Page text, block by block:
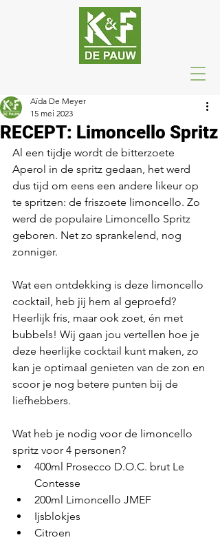
RECEPT: Limoncello Spritz
Aïda De Meyer
15 mei 2023
Al een tijdje wordt de bitterzoete
Aperol in de spritz gedaan, het werd
dus tijd om eens een andere likeur op
te spritzen: de friszoete limoncello. Zo
werd de populaire Limoncello Spritz
geboren. Net zo sprankelend, nog
zonniger.
Wat een ontdekking is deze limoncello
cocktail, heb jij hem al geproefd?
Heerlijk fris, maar ook zoet, én met
bubbels! Wij gaan jou vertellen hoe je
deze heerlijke cocktail kunt maken, zo
kan je optimaal genieten van de zon en
scoor je nog betere punten bij de
liefhebbers.
Wat heb je nodig voor de limoncello
spritz voor 4 personen?
400ml Prosecco D.O.C. brut Le
Contesse
200ml Limoncello JMEF
Ijsblokjes
Citroen